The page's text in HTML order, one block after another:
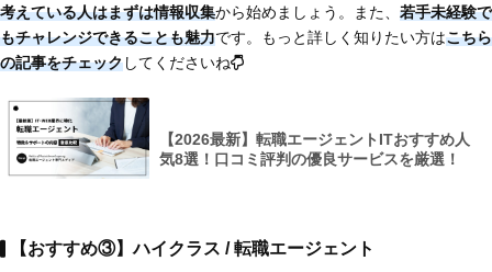
考えている人はまずは情報収集から始めましょう。また、 若手未経験で
もチャレンジできることも魅力です。もっと詳しく知りたい方はこちら
の記事をチェックしてくださいね
【2026最新】転職エージェントITおすすめ人
気8選！口コミ評判の優良サービスを厳選！
【おすすめ③】ハイクラス / 転職エージェント